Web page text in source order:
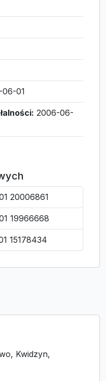
01
2006-06-
20006861
19966668
15178434
Kwidzyn,